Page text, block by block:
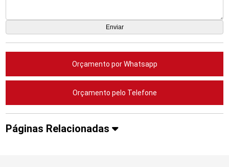
Orçamento por Whatsapp
Orçamento pelo Telefone
Páginas Relacionadas